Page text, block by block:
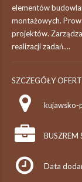
elementów
montażowych.
projektów.
realizacji zadań....
SZCZEGÓŁY
kujawsko-
BUSZREM
Data